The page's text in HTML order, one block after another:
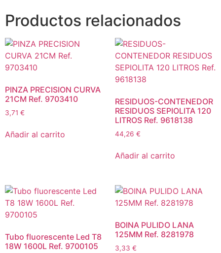
Productos relacionados
PINZA PRECISION CURVA
21CM Ref. 9703410
3,71 €
Añadir al carrito
RESIDUOS-CONTENEDOR
RESIDUOS SEPIOLITA 120
LITROS Ref. 9618138
44,26 €
Añadir al carrito
Tubo fluorescente Led T8
18W 1600L Ref. 9700105
BOINA PULIDO LANA
125MM Ref. 8281978
3,33 €